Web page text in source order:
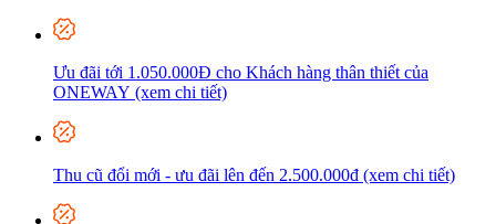
Ưu đãi tới 1.050.000Đ cho Khách hàng thân thiết của
ONEWAY (xem chi tiết)
Thu cũ đổi mới - ưu đãi lên đến 2.500.000đ (xem chi tiết)